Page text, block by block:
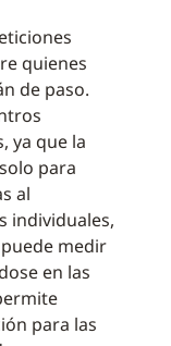
quienes
de paso.
ya que la
para
al
individuales,
medir
en las
para las